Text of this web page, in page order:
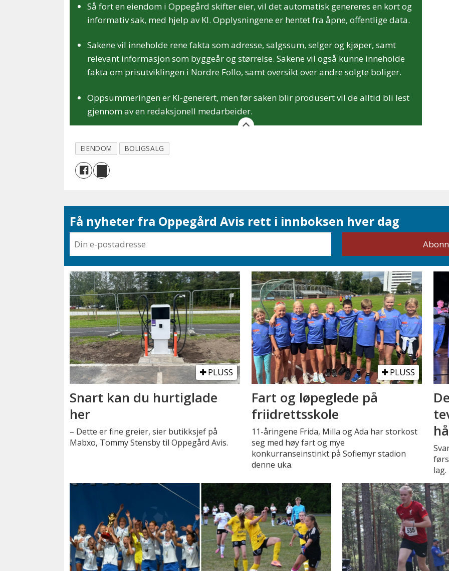
Så fort en eiendom i Oppegård skifter eier, vil det automatisk genereres en kort og
informativ sak, med hjelp av KI. Opplysningene er hentet fra åpne, offentlige data.
Sakene vil inneholde rene fakta som adresse, salgssum, selger og kjøper, samt
relevant informasjon som byggeår og størrelse. Sakene vil også kunne inneholde
fakta om prisutviklingen i Nordre Follo, samt oversikt over andre solgte boliger.
Oppsummeringen er KI-generert, men før saken blir produsert vil de alltid bli lest
gjennom av en redaksjonell medarbeider.
EIENDOM BOLIGSALG
Få nyheter fra Oppegård Avis rett i innboksen hver dag
PLUSS
Snart kan du hurtiglade
her
– Dette er fine greier, sier butikksjef på
Mabxo, Tommy Stensby til Oppegård Avis.
PLUSS
Fart og løpeglede på
friidrettsskole
11-åringene Frida, Milla og Ada har storkost
seg med høy fart og mye
konkurranseinstinkt på Sofiemyr stadion
denne uka.
lag.